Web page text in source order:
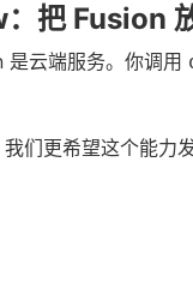
把 Fusion
云端服务。你调用
们更希望这个能力发